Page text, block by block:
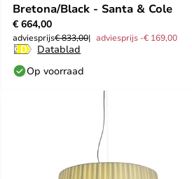
Bretona/Black - Santa & Cole
€ 664,00
adviesprijs€ 833,00 adviesprijs -€ 169,00
Datablad
Op voorraad